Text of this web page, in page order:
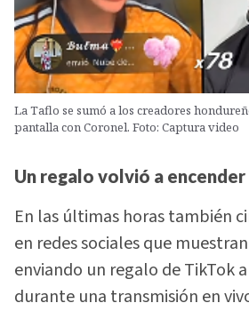
La Taflo se sumó a los creadores
pantalla con Coronel. Foto: Captura video
Un regalo volvió a encender
En las últimas horas también
en redes sociales que
enviando un regalo de TikTok
durante una transmisión en